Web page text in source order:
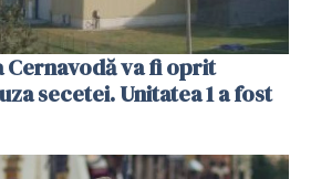
Cernavodă va fi oprit
secetei. Unitatea 1 a fost